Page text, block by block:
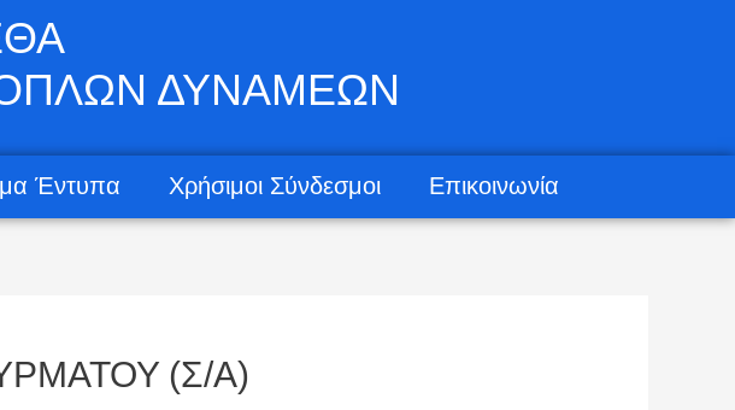
ΔΥΝΑΜΕΩΝ
Έντυπα Χρήσιμοι Σύνδεσμοι Επικοινωνία
(Σ/Α)